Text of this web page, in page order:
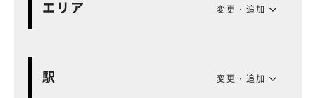
エリア 変更・追加
駅 変更・追加